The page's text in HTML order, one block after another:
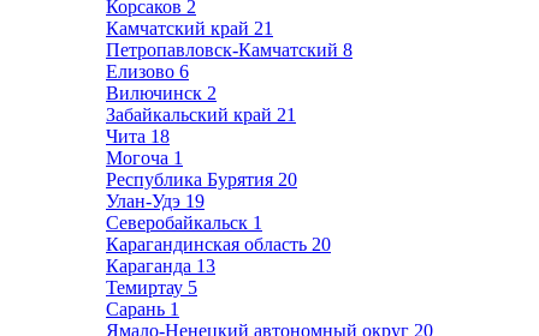
Корсаков 2
Камчатский край 21
Петропавловск-Камчатский 8
Елизово 6
Вилючинск 2
Забайкальский край 21
Чита 18
Могоча 1
Республика Бурятия 20
Улан-Удэ 19
Северобайкальск 1
Карагандинская область 20
Караганда 13
Темиртау 5
Сарань 1
Ямало-Ненецкий автономный округ 20